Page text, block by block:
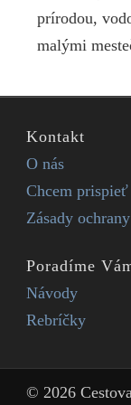
prírodou,
malými
Kontakt
O nás
Chcem prispieť
Zásady
Poradíme
Návody
Rebríčky
© 2026